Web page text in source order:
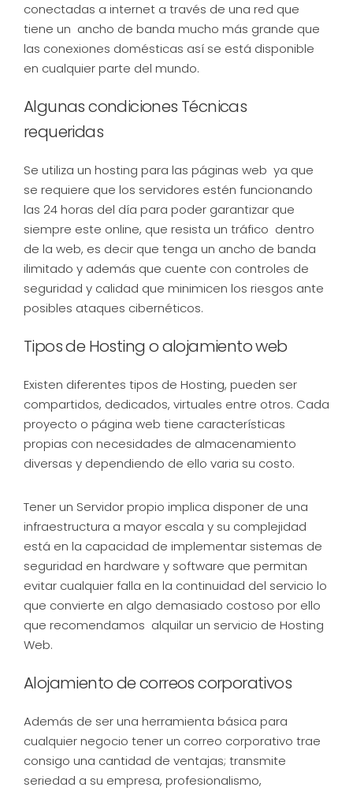
conectadas a internet a través de una red que
tiene un ancho de banda mucho más grande que
las conexiones domésticas así se está disponible
en cualquier parte del mundo.
Algunas condiciones Técnicas
requeridas
Se utiliza un hosting para las páginas web ya que
se requiere que los servidores estén funcionando
las 24 horas del día para poder garantizar que
siempre este online, que resista un tráfico dentro
de la web, es decir que tenga un ancho de banda
ilimitado y además que cuente con controles de
seguridad y calidad que minimicen los riesgos ante
posibles ataques cibernéticos.
Tipos de Hosting o alojamiento web
Existen diferentes tipos de Hosting, pueden ser
compartidos, dedicados, virtuales entre otros. Cada
proyecto o página web tiene características
propias con necesidades de almacenamiento
diversas y dependiendo de ello varia su costo.
Tener un Servidor propio implica disponer de una
infraestructura a mayor escala y su complejidad
está en la capacidad de implementar sistemas de
seguridad en hardware y software que permitan
evitar cualquier falla en la continuidad del servicio lo
que convierte en algo demasiado costoso por ello
que recomendamos alquilar un servicio de Hosting
Web.
Alojamiento de correos corporativos
Además de ser una herramienta básica para
cualquier negocio tener un correo corporativo trae
consigo una cantidad de ventajas; transmite
seriedad a su empresa, profesionalismo,